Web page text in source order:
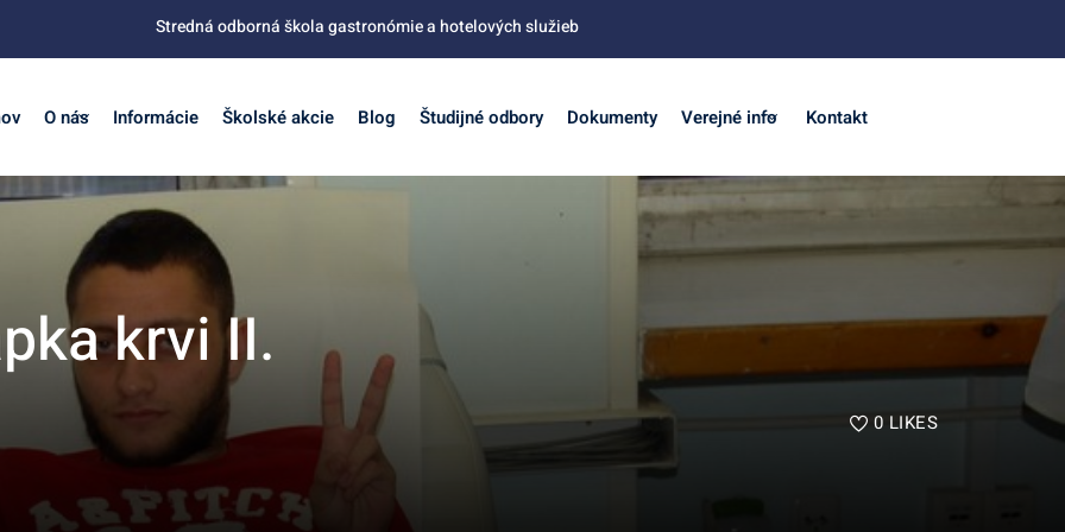
Stredná odborná škola gastronómie a hotelových služieb
O nás Informácie Školské akcie Blog Študijné odbory Dokumenty Verejné info Kontakt
krvi II.
0 LIKES